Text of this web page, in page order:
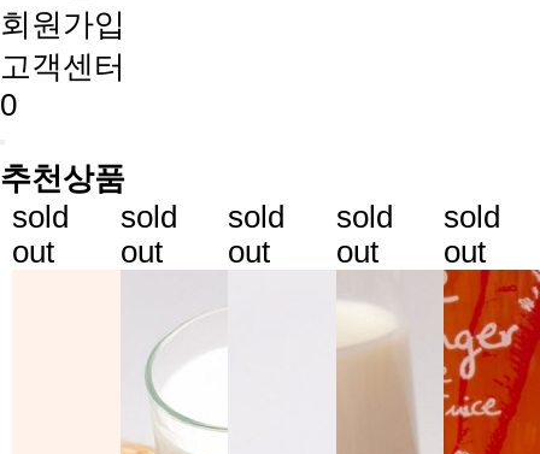
회원가입
고객센터
0
추천상품
sold
out
sold
out
sold
out
sold
out
sold
out